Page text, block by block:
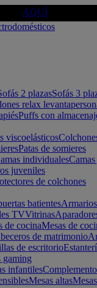
AQUÍ
2 plazasSofás 3
relax
Puffs con
viscoelásticos
Patas de somieres
individuales
juveniles
de colchones
batientes
TVVitrinas
de cocinaMesas de
de matrimonio
de escritorio
gaming
infantiles
Mesas altas